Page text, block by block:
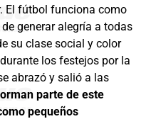
El fútbol funciona como
generar alegría a todas
su clase social y color
los festejos por la
abrazó y salió a las
parte de este
pequeños